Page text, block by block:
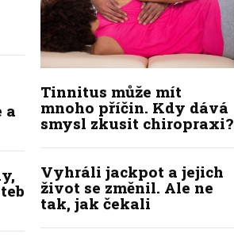
a
Tinnitus může mít
mnoho příčin. Kdy dává
smysl zkusit chiropraxi?
Vyhráli jackpot a jejich
život se změnil. Ale ne
tak, jak čekali